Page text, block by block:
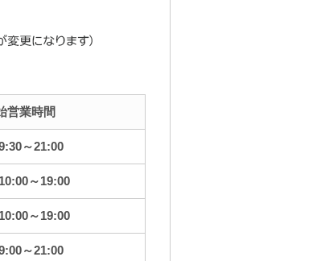
営業時間
～21:00
～19:00
～19:00
～21:00